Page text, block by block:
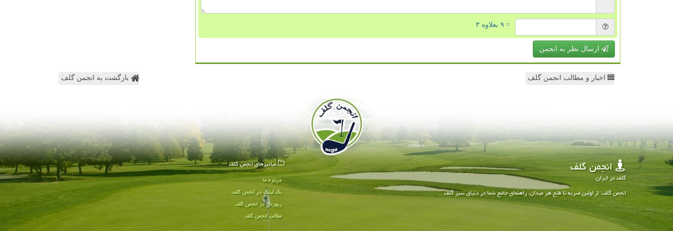
= ۹ بعلاوه ۳
ارسال نظر به انجمن
اخبار و مطالب انجمن گلف بازگشت به انجمن گلف
انجمن گلف
گلف در ایران
انجمن گلف: از اولین ضربه تا فتح هر میدان، راهنمای جامع شما در دنیای سبز گلف
میانبرهای انجمن گلف
درباره ما
بک لینک در انجمن گلف
رپورتاژ در انجمن گلف
مطالب انجمن گلف